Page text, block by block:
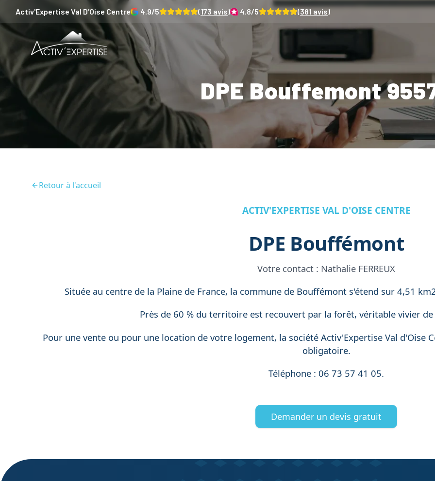
Activ'Expertise Val D'Oise Centre 4.9/5 (173 avis) 4.8/5 (381 avis)
DPE Bouffemont
Retour à l'accueil
ACTIV'EXPERTISE VAL D'OISE CENTRE
DPE Bouffémont
Votre contact : Nathalie FERREUX
Située au centre de la Plaine de France, la commune de Bouffémont s'étend sur 4,51
Près de 60 % du territoire est recouvert par la forêt, véritable vivier
Pour une vente ou pour une location de votre logement, la société Activ'Expertise Val d'Oise
obligatoire.
Téléphone : 06 73 57 41 05.
Demander un devis gratuit